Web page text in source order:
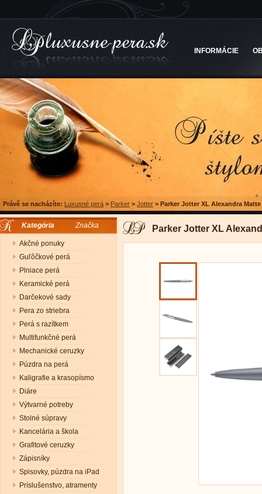
INFORMÁCIE
Právě se nacházíte: Luxusné perá > Parker > Jotter > Parker Jotter XL Alexandra
Kategória Značka
Akčné ponuky
Guľôčkové perá
Plniace perá
Keramické perá
Darčekové sady
Pera zo striebra
Perá s razítkem
Multifunkčné perá
Mechanické ceruzky
Púzdra na perá
Kaligrafie a krasopísmo
Diáre
Výtvarné potreby
Stolné súpravy
Kancelária a škola
Grafitové ceruzky
Zápisníky
Spisovky, púzdra na iPad
Príslušenstvo, atramenty
Parker Jotter XL